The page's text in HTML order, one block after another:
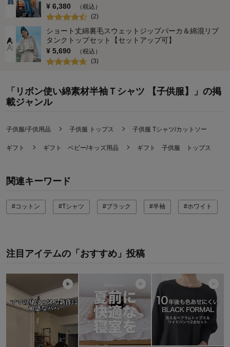
¥ 6,380
（税込）
(2)
ショート丈綿裏毛スウェットジップパーカ＆綿混リブ
タンクトップセット【セットアップ可】
¥ 5,690
（税込）
(3)
「リボン使い綿素材半袖Ｔシャツ 【子供服】」の掲
載ジャンル
子供服/子供用品 子供服 トップス 子供服 Tシャツ/カットソー
ギフト ギフト ベビー/キッズ用品 ギフト 子供服 トップス
関連キーワード
#コットン #Tシャツ #ブラック #半袖 #ホワイト
注目アイテムの「おすすめ」投稿